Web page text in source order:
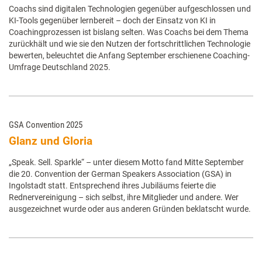
Coachs sind digitalen Technologien gegenüber aufgeschlossen und
KI-Tools gegenüber lernbereit – doch der Einsatz von KI in
Coachingprozessen ist bislang selten. Was Coachs bei dem Thema
zurückhält und wie sie den Nutzen der fortschrittlichen Technologie
bewerten, beleuchtet die Anfang September erschienene Coaching-
Umfrage Deutschland 2025.
GSA Convention 2025
Glanz und Gloria
„Speak. Sell. Sparkle“ – unter diesem Motto fand Mitte September
die 20. Convention der German Speakers Association (GSA) in
Ingolstadt statt. Entsprechend ihres Jubiläums feierte die
Rednervereinigung – sich selbst, ihre Mitglieder und andere. Wer
ausgezeichnet wurde oder aus anderen Gründen beklatscht wurde.